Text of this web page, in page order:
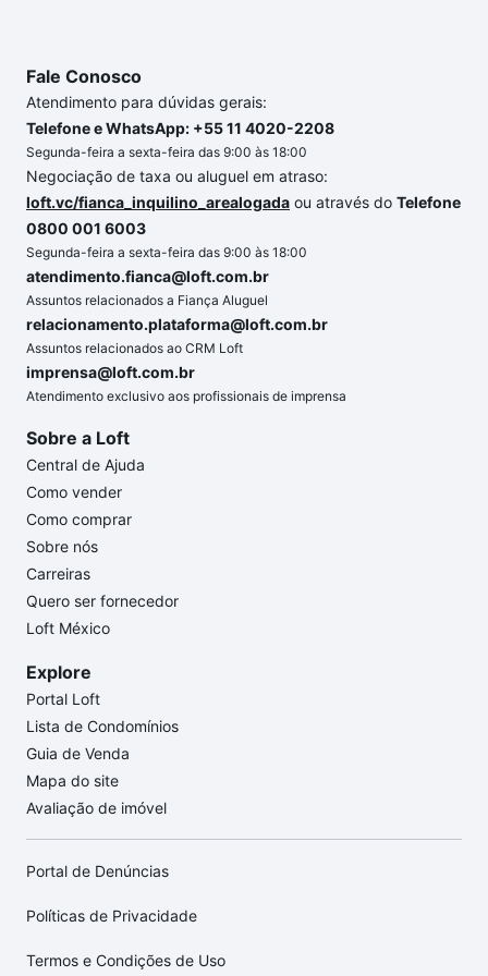
Fale Conosco
Atendimento para dúvidas gerais:
Telefone e WhatsApp: +55 11 4020-2208
Segunda-feira a sexta-feira das 9:00 às 18:00
Negociação de taxa ou aluguel em atraso:
loft.vc/fianca_inquilino_arealogada ou através do Telefone
0800 001 6003
Segunda-feira a sexta-feira das 9:00 às 18:00
atendimento.fianca@loft.com.br
Assuntos relacionados a Fiança Aluguel
relacionamento.plataforma@loft.com.br
Assuntos relacionados ao CRM Loft
imprensa@loft.com.br
Atendimento exclusivo aos profissionais de imprensa
Sobre a Loft
Central de Ajuda
Como vender
Como comprar
Sobre nós
Carreiras
Quero ser fornecedor
Loft México
Explore
Portal Loft
Lista de Condomínios
Guia de Venda
Mapa do site
Avaliação de imóvel
Portal de Denúncias
Políticas de Privacidade
Termos e Condições de Uso